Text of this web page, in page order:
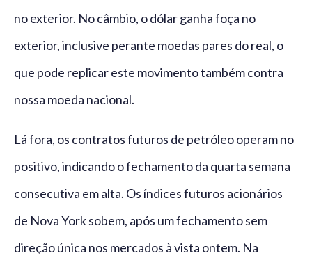
no exterior. No câmbio, o dólar ganha foça no
exterior, inclusive perante moedas pares do real, o
que pode replicar este movimento também contra
nossa moeda nacional.
Lá fora, os contratos futuros de petróleo operam no
positivo, indicando o fechamento da quarta semana
consecutiva em alta. Os índices futuros acionários
de Nova York sobem, após um fechamento sem
direção única nos mercados à vista ontem. Na